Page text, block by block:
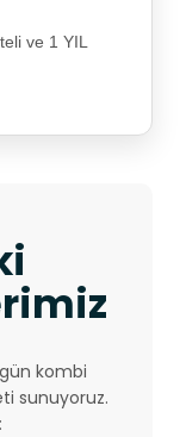
ve 1 YIL
kombi
sunuyoruz.